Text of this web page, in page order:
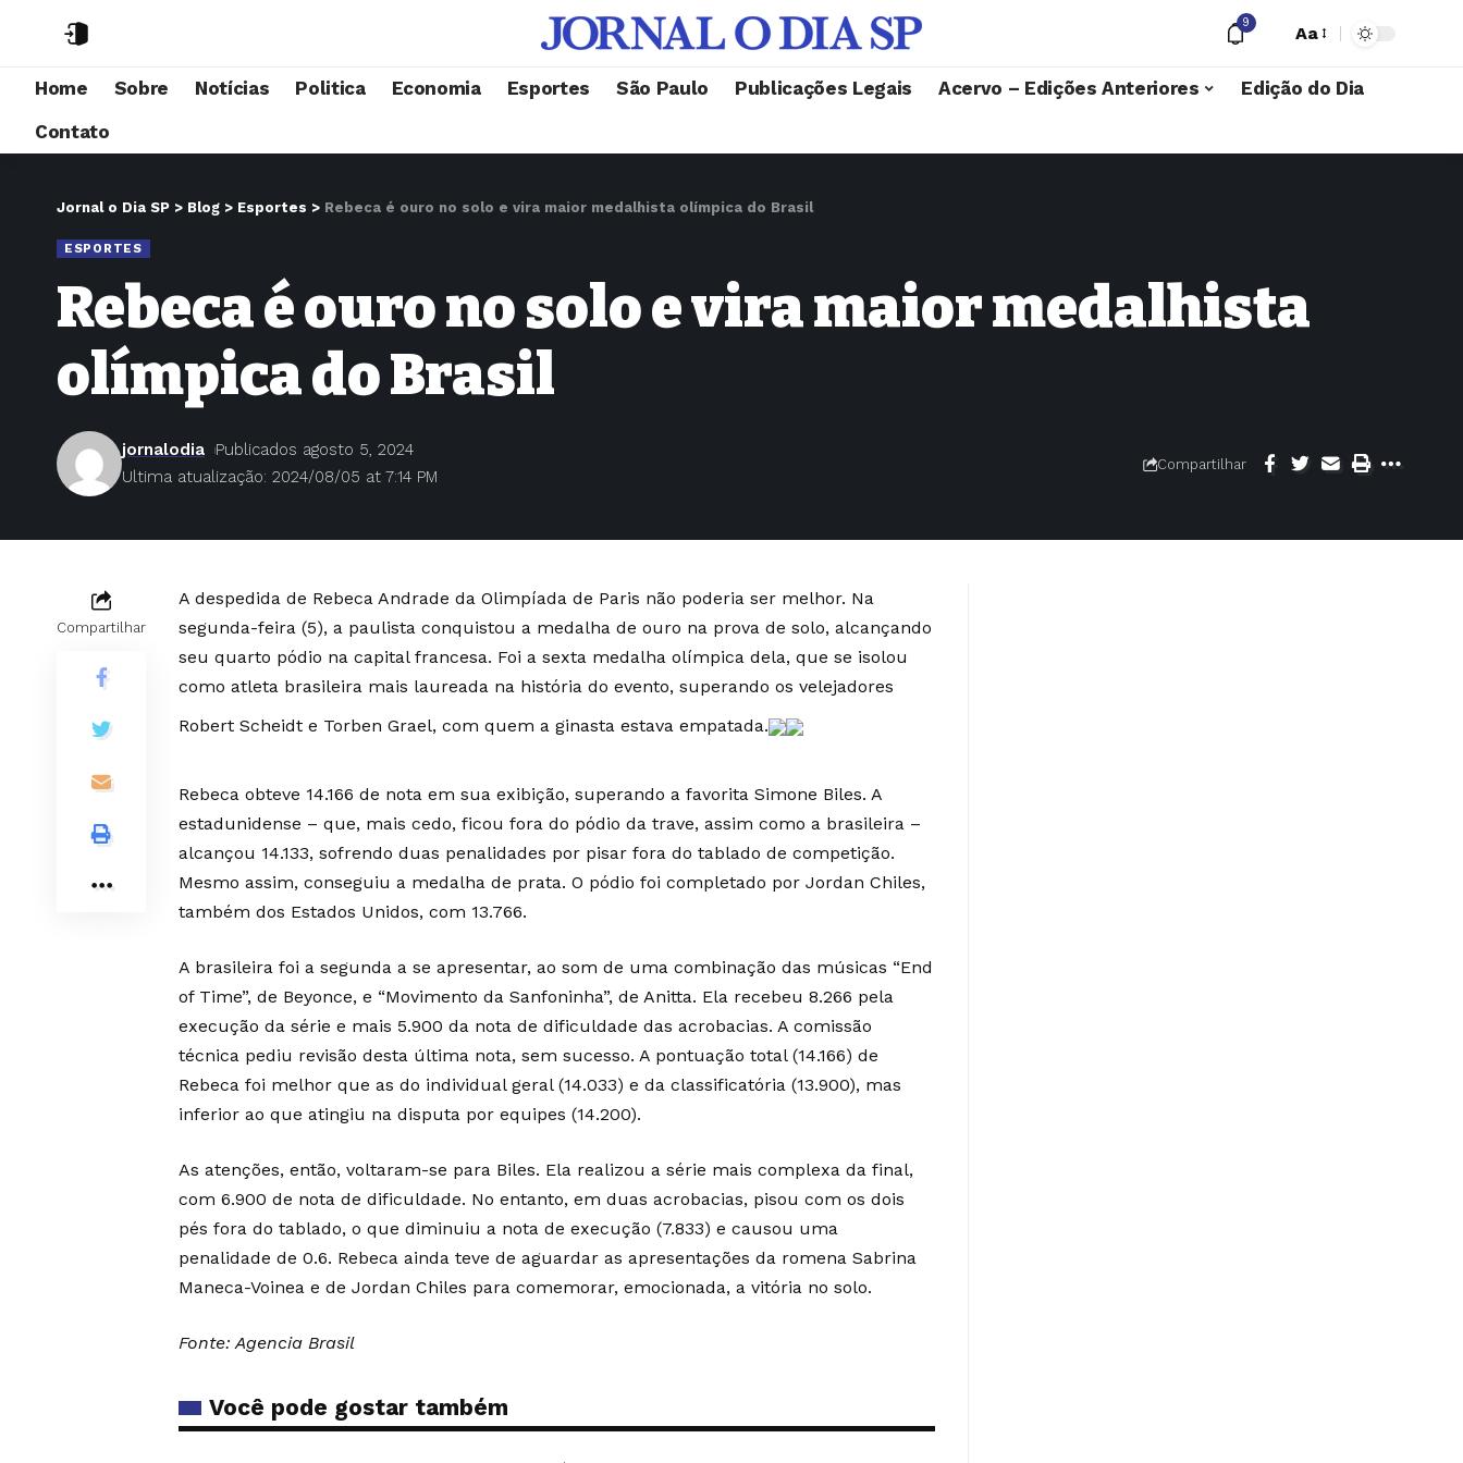
9
Aa
Home Sobre Notícias Politica Economia Esportes São Paulo Publicações Legais Acervo – Edições Anteriores
Edição do Dia
Contato
Jornal o Dia SP > Blog > Esportes > Rebeca é ouro no solo e vira maior medalhista olímpica do Brasil
ESPORTES
Rebeca é ouro no solo e vira maior medalhista
olímpica do Brasil
Ultima atualização: 2024/08/05 at 7:14 PM
jornalodia Publicados agosto 5, 2024
Compartilhar
Compartilhar
A despedida de Rebeca Andrade da Olimpíada de Paris não poderia ser melhor. Na
segunda-feira (5), a paulista conquistou a medalha de ouro na prova de solo, alcançando
seu quarto pódio na capital francesa. Foi a sexta medalha olímpica dela, que se isolou
como atleta brasileira mais laureada na história do evento, superando os velejadores
Robert Scheidt e Torben Grael, com quem a ginasta estava empatada.
Rebeca obteve 14.166 de nota em sua exibição, superando a favorita Simone Biles. A
estadunidense – que, mais cedo, ficou fora do pódio da trave, assim como a brasileira –
alcançou 14.133, sofrendo duas penalidades por pisar fora do tablado de competição.
Mesmo assim, conseguiu a medalha de prata. O pódio foi completado por Jordan Chiles,
também dos Estados Unidos, com 13.766.
A brasileira foi a segunda a se apresentar, ao som de uma combinação das músicas “End
of Time”, de Beyonce, e “Movimento da Sanfoninha”, de Anitta. Ela recebeu 8.266 pela
execução da série e mais 5.900 da nota de dificuldade das acrobacias. A comissão
técnica pediu revisão desta última nota, sem sucesso. A pontuação total (14.166) de
Rebeca foi melhor que as do individual geral (14.033) e da classificatória (13.900), mas
inferior ao que atingiu na disputa por equipes (14.200).
As atenções, então, voltaram-se para Biles. Ela realizou a série mais complexa da final,
com 6.900 de nota de dificuldade. No entanto, em duas acrobacias, pisou com os dois
pés fora do tablado, o que diminuiu a nota de execução (7.833) e causou uma
penalidade de 0.6. Rebeca ainda teve de aguardar as apresentações da romena Sabrina
Maneca-Voinea e de Jordan Chiles para comemorar, emocionada, a vitória no solo.
Fonte: Agencia Brasil
Você pode gostar também